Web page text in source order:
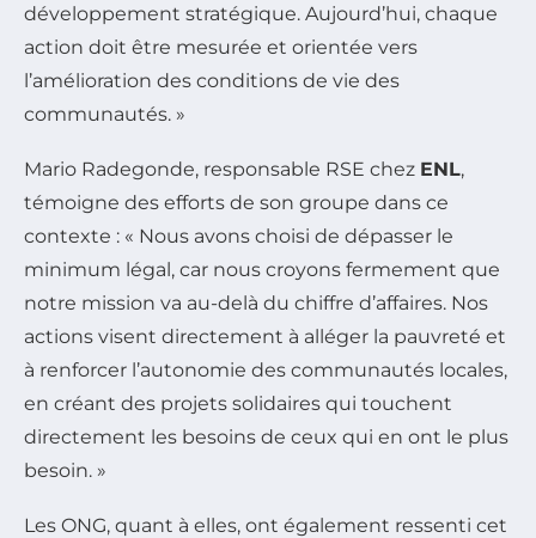
développement stratégique. Aujourd’hui, chaque
action doit être mesurée et orientée vers
l’amélioration des conditions de vie des
communautés. »
Mario Radegonde, responsable RSE chez ENL,
témoigne des efforts de son groupe dans ce
contexte : « Nous avons choisi de dépasser le
minimum légal, car nous croyons fermement que
notre mission va au-delà du chiffre d’affaires. Nos
actions visent directement à alléger la pauvreté et
à renforcer l’autonomie des communautés locales,
en créant des projets solidaires qui touchent
directement les besoins de ceux qui en ont le plus
besoin. »
Les ONG, quant à elles, ont également ressenti cet